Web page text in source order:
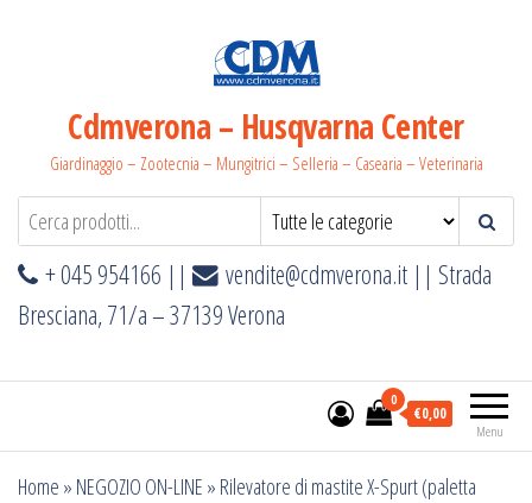
Cdmverona – Husqvarna Center
Giardinaggio – Zootecnia – Mungitrici – Selleria – Casearia – Veterinaria
+ 045 954166 || vendite@cdmverona.it || Strada
Bresciana, 71/a – 37139 Verona
Menu
0
€0,00
Home » NEGOZIO ON-LINE » Rilevatore di mastite X-Spurt (paletta